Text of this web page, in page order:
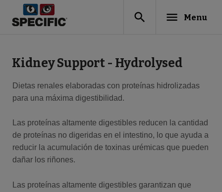
search menu Menu
Kidney Support - Hydrolysed
Dietas renales elaboradas con proteínas hidrolizadas
para una máxima digestibilidad.
Las proteínas altamente digestibles reducen la cantidad
de proteínas no digeridas en el intestino, lo que ayuda a
reducir la acumulación de toxinas urémicas que pueden
dañar los riñones.
Las proteínas altamente digestibles garantizan que